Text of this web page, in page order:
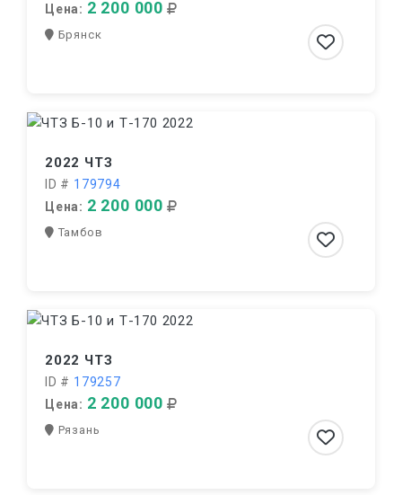
Цена: 2 200 000
Брянск
2022 ЧТЗ
ID # 179794
Цена: 2 200 000
Тамбов
2022 ЧТЗ
ID # 179257
Цена: 2 200 000
Рязань